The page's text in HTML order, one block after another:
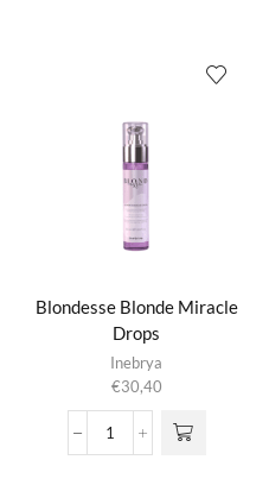
aantal
Blondesse Blonde Miracle
Drops
Inebrya
€30,40
Blondesse